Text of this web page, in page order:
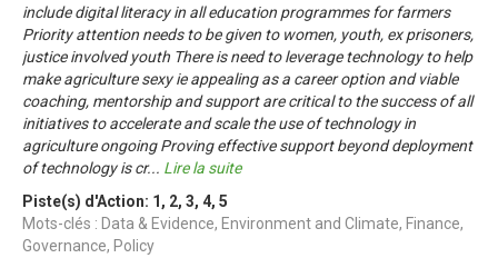
include digital literacy in all education programmes for farmers
Priority attention needs to be given to women, youth, ex prisoners,
justice involved youth There is need to leverage technology to help
make agriculture sexy ie appealing as a career option and viable
coaching, mentorship and support are critical to the success of all
initiatives to accelerate and scale the use of technology in
agriculture ongoing Proving effective support beyond deployment
of technology is cr... Lire la suite
Piste(s) d'Action: 1 , 2, 3, 4, 5
Mots-clés : Data & Evidence, Environment and Climate, Finance,
Governance, Policy